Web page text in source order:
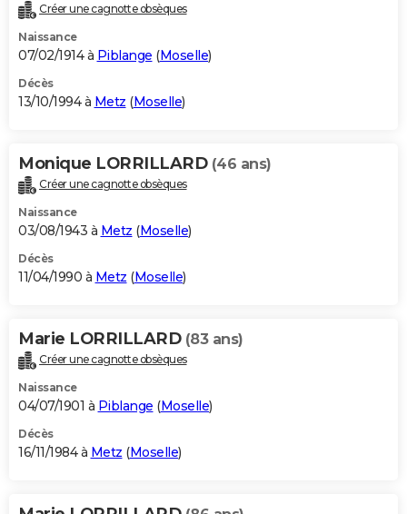
Créer une cagnotte obsèques
Naissance
07/02/1914 à Piblange (Moselle)
Décès
13/10/1994 à Metz (Moselle)
Monique LORRILLARD (46 ans)
Créer une cagnotte obsèques
Naissance
03/08/1943 à Metz (Moselle)
Décès
11/04/1990 à Metz (Moselle)
Marie LORRILLARD (83 ans)
Créer une cagnotte obsèques
Naissance
04/07/1901 à Piblange (Moselle)
Décès
16/11/1984 à Metz (Moselle)